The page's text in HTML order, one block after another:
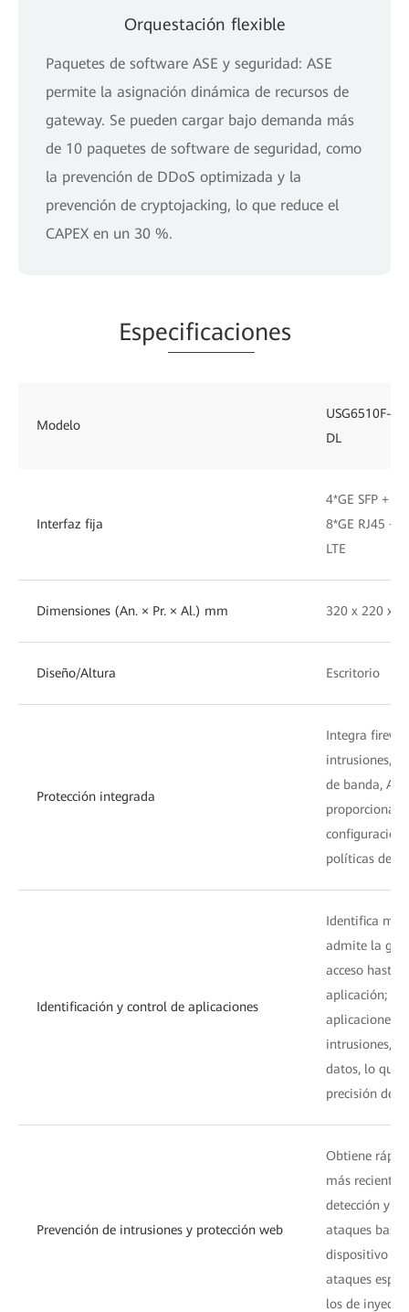
Orquestación flexible
Paquetes de software ASE y seguridad: ASE
permite la asignación dinámica de recursos de
gateway. Se pueden cargar bajo demanda más
de 10 paquetes de software de seguridad, como
la prevención de DDoS optimizada y la
prevención de cryptojacking, lo que reduce el
CAPEX en un 30 %.
Especificaciones
Modelo
USG6510F-
DL
Interfaz fija
4*GE SFP +
8*GE RJ45 +
LTE
Dimensiones (An. × Pr. × Al.) mm 320 x 220 x
Diseño/Altura Escritorio
Protección integrada
Integra
intrusiones,
de banda,
proporciona
configuración
políticas de
Identificación y control de aplicaciones
Identifica
admite la
acceso hasta
aplicación;
aplicaciones
intrusiones,
datos, lo que
precisión de
Prevención de intrusiones y protección web
Obtiene
más reciente
detección y
ataques
dispositivo
ataques
los de